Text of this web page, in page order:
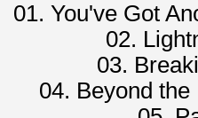
01. You've Got
02.
03.
04. Beyond